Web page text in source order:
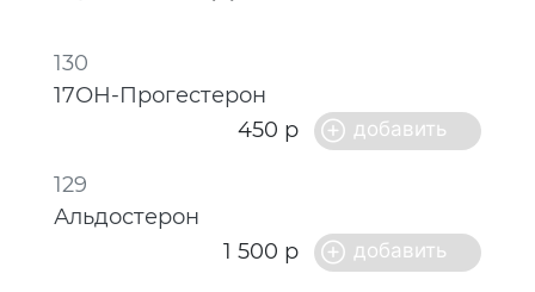
130
17ОН-Прогестерон
450 р
129
Альдостерон
1 500 р